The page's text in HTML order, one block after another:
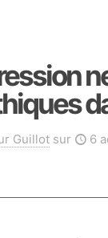
Guillot sur 6